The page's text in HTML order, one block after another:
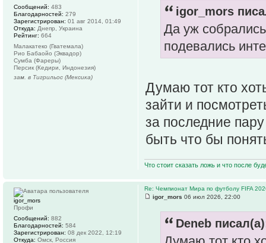
igor_mors
Да уж
подевались
Думаю тот кто
зайти и
за последние
быть что бы
Что стоит сказать ложь и что после
Сообщений: 483
Благодарностей: 279
Зарегистрирован: 01 авг 2014, 01:49
Откуда: Днепр, Украина
Рейтинг: 664
Малакатеко (Гватемала)
Рио Бабаойо (Эквадор)
Сумба (Фареры)
Персик (Кедири, Индонезия)
зам. в Тигрильос (Мексика)
Re: Чемпионат Мира по футболу FIFA
igor_mors 06 июл 2026, 22:00
Deneb
igor_mors
Профи
Сообщений: 882
Благодарностей: 584
Зарегистрирован: 08 дек 2022, 12:19
Откуда: Омск, Россия